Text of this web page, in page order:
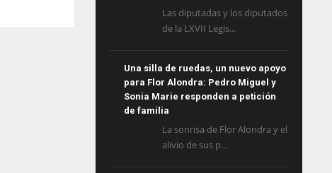
Las diputadas y los diputados
de la LXVII Legis...
Una silla de ruedas, un nuevo apoyo
para Flor Alondra: Pedro Miguel y
Sonia Marie responden a petición
de familia
La sonrisa de Flor Alondra y el
alivio de sus p...